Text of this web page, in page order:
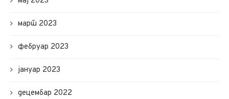
март 2023
фебруар 2023
јануар 2023
децембар 2022